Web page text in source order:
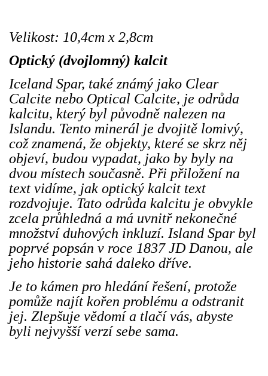
Velikost: 10,4cm x 2,8cm
Optický (dvojlomný) kalcit
Iceland Spar, také známý jako Clear
Calcite nebo Optical Calcite, je odrůda
kalcitu, který byl původně nalezen na
Islandu. Tento minerál je dvojitě lomivý,
což znamená, že objekty, které se skrz něj
objeví, budou vypadat, jako by byly na
dvou místech současně. Při přiložení na
text vidíme, jak optický kalcit text
rozdvojuje. Tato odrůda kalcitu je obvykle
zcela průhledná a má uvnitř nekonečné
množství duhových inkluzí. Island Spar byl
poprvé popsán v roce 1837 JD Danou, ale
jeho historie sahá daleko dříve.
Je to kámen pro hledání řešení, protože
pomůže najít kořen problému a odstranit
jej. Zlepšuje vědomí a tlačí vás, abyste
byli nejvyšší verzí sebe sama.